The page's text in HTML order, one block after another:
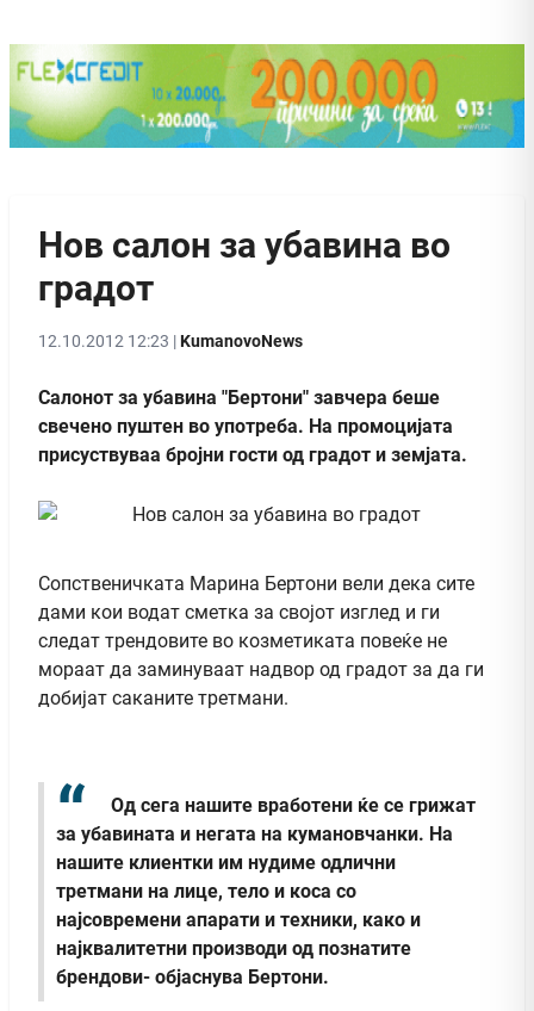
Нов салон за убавина во
градот
12.10.2012 12:23 |KumanovoNews
Салонот за убавина "Бертони" завчера беше
свечено пуштен во употреба. На промоцијата
присуствуваа бројни гости од градот и земјата.
Сопственичката Марина Бертони вели дека сите
дами кои водат сметка за својот изглед и ги
следат трендовите во козметиката повеќе не
мораат да заминуваат надвор од градот за да ги
добијат саканите третмани.
Од сега нашите вработени ќе се грижат
за убавината и негата на кумановчанки. На
нашите клиентки им нудиме одлични
третмани на лице, тело и коса со
најсовремени апарати и техники, како и
најквалитетни производи од познатите
брендови- објаснува Бертони.